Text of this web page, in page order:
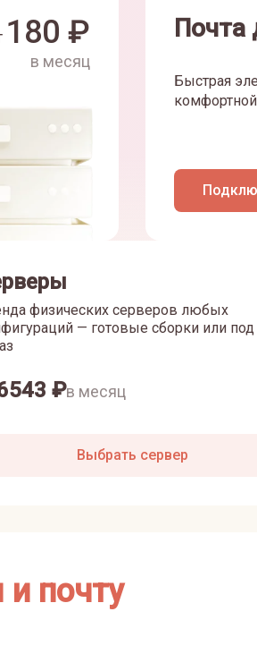
180 ₽
в месяц
Почта
Быстрая
физических серверов любых
— готовые сборки или под
₽в месяц
Выбрать сервер
почту